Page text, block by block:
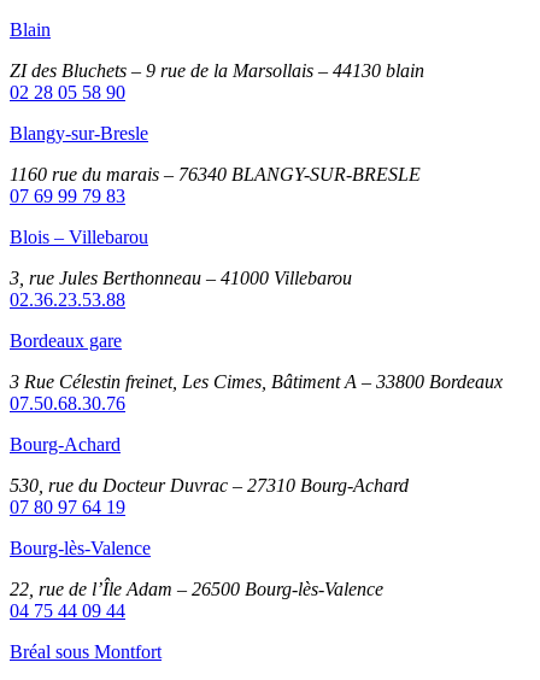
Blain
ZI des Bluchets – 9 rue de la Marsollais – 44130 blain
02 28 05 58 90
Blangy-sur-Bresle
1160 rue du marais – 76340 BLANGY-SUR-BRESLE
07 69 99 79 83
Blois – Villebarou
3, rue Jules Berthonneau – 41000 Villebarou
02.36.23.53.88
Bordeaux gare
3 Rue Célestin freinet, Les Cimes, Bâtiment A – 33800 Bordeaux
07.50.68.30.76
Bourg-Achard
530, rue du Docteur Duvrac – 27310 Bourg-Achard
07 80 97 64 19
Bourg-lès-Valence
22, rue de l’Île Adam – 26500 Bourg-lès-Valence
04 75 44 09 44
Bréal sous Montfort